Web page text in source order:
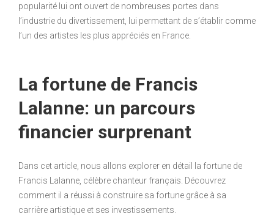
popularité lui ont ouvert de nombreuses portes dans
l’industrie du divertissement, lui permettant de s’établir comme
l’un des artistes les plus appréciés en France.
La fortune de Francis
Lalanne: un parcours
financier surprenant
Dans cet article, nous allons explorer en détail la fortune de
Francis Lalanne, célèbre chanteur français. Découvrez
comment il a réussi à construire sa fortune grâce à sa
carrière artistique et ses investissements.